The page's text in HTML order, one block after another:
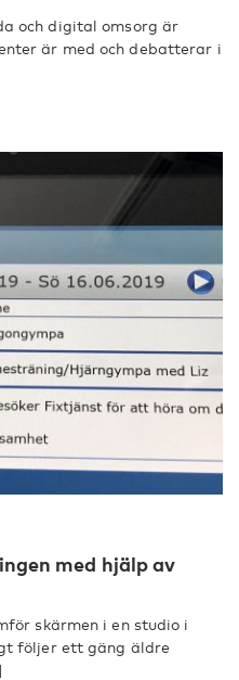
och digital omsorg är
är med och debatterar i
med hjälp av
skärmen i en studio i
följer ett gäng äldre